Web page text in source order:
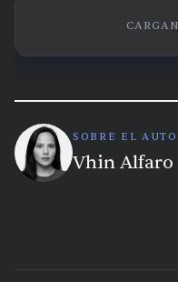
SOBRE EL
Vhin Alfaro